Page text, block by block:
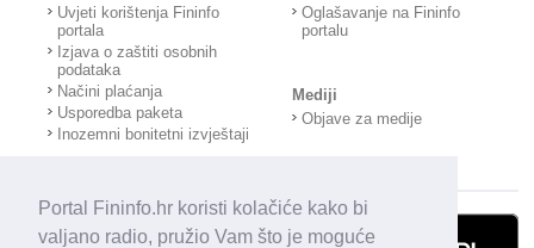
Portal Fininfo.hr koristi kolačiće kako bi
valjano radio, pružio Vam što je moguće
Uvjeti korištenja Fininfo
portala
Izjava o zaštiti osobnih
podataka
Načini plaćanja
Usporedba paketa
Inozemni bonitetni izvještaji
Oglašavanje na Fininfo
portalu
Mediji
Objave za medije